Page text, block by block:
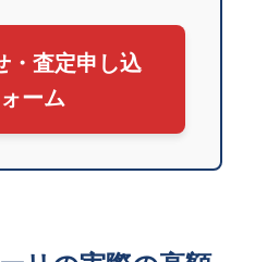
・査定申し込
ーム